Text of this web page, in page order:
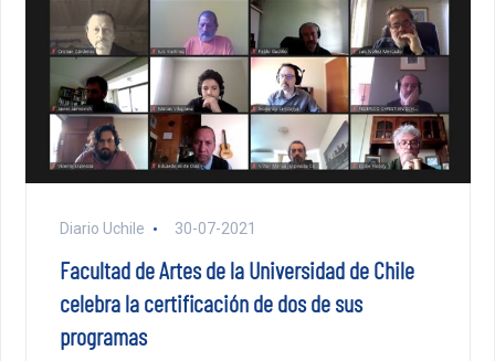
Diario Uchile 30-07-2021
Facultad de Artes de la Universidad de Chile
celebra la certificación de dos de sus
programas